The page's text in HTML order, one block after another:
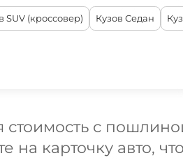
SUV (кроссовер) Кузов Седан
стоимость с
на карточку авто,